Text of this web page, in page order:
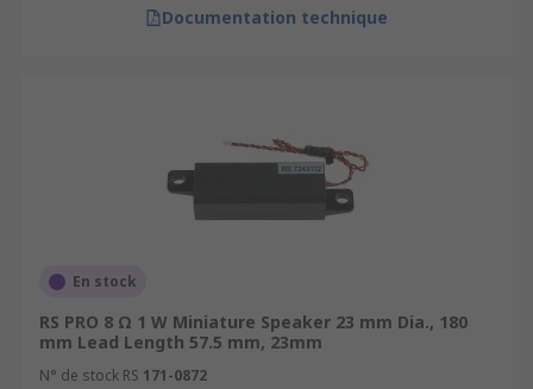
Documentation technique
En stock
RS PRO 8 Ω 1 W Miniature Speaker 23 mm Dia., 180
mm Lead Length 57.5 mm, 23mm
N° de stock RS 171-0872